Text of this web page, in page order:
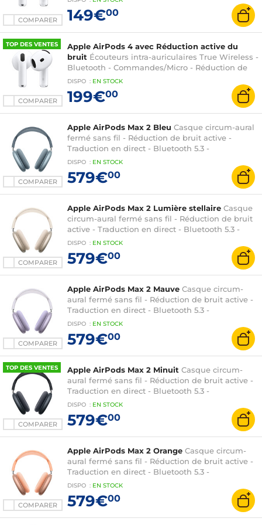
COMPARER 149€00
TOP DES VENTES
COMPARER
Apple AirPods 4 avec Réduction active du
bruit Écouteurs intra-auriculaires True Wireless -
Bluetooth - Commandes/Micro - Réduction de
bruit active - Autonomie 4 + 16 h - Boîtier de
charge sans fil (USB-C) avec haut-parleur pour
Localiser
DISPO : EN STOCK
199€00
COMPARER
Apple AirPods Max 2 Bleu Casque circum-aural
fermé sans fil - Réduction de bruit active -
Traduction en direct - Bluetooth 5.3 -
Commandes Digital Crown + Micro - Autonomie
DISPO : EN STOCK
579€00
COMPARER
Apple AirPods Max 2 Lumière stellaire Casque
circum-aural fermé sans fil - Réduction de bruit
active - Traduction en direct - Bluetooth 5.3 -
Commandes Digital Crown + Micro - Autonomie
DISPO : EN STOCK
579€00
COMPARER
Apple AirPods Max 2 Mauve Casque circum-
aural fermé sans fil - Réduction de bruit active -
Traduction en direct - Bluetooth 5.3 -
Commandes Digital Crown + Micro - Autonomie
DISPO : EN STOCK
579€00
TOP DES VENTES
COMPARER
Apple AirPods Max 2 Minuit Casque circum-
aural fermé sans fil - Réduction de bruit active -
Traduction en direct - Bluetooth 5.3 -
Commandes Digital Crown + Micro - Autonomie
DISPO : EN STOCK
579€00
COMPARER
Apple AirPods Max 2 Orange Casque circum-
aural fermé sans fil - Réduction de bruit active -
Traduction en direct - Bluetooth 5.3 -
Commandes Digital Crown + Micro - Autonomie
DISPO : EN STOCK
579€00